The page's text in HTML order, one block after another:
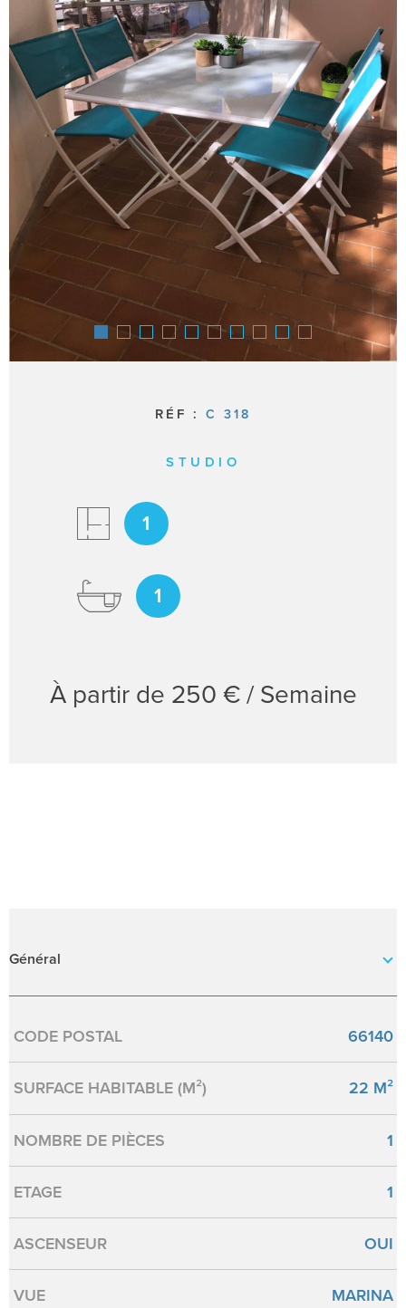
RÉF :C 318
STUDIO
1
1
À partir de 250 € / Semaine
Général
Caractérisque Valeurs
CODE POSTAL 66140
SURFACE HABITABLE (M²) 22 M²
NOMBRE DE PIÈCES 1
ETAGE 1
ASCENSEUR OUI
VUE MARINA
SURFACE
Pièces
PIÈCES
RÉFÉRENCE
CRITÈRES SUPPLÉMENTAIRES
Piscine
Parking
Terrasse
RECHERCHER